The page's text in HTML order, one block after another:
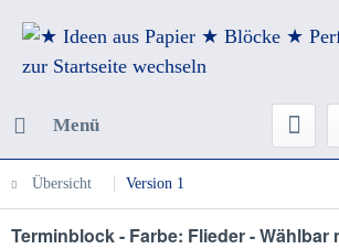
Menü
Übersicht Version 1
Terminblock - Farbe: Flieder - Wählbar